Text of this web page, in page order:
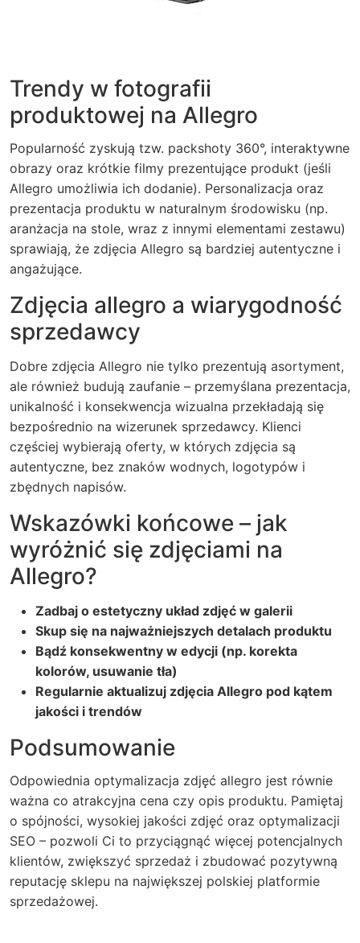
Trendy w fotografii
produktowej na Allegro
Popularność zyskują tzw. packshoty 360°, interaktywne
obrazy oraz krótkie filmy prezentujące produkt (jeśli
Allegro umożliwia ich dodanie). Personalizacja oraz
prezentacja produktu w naturalnym środowisku (np.
aranżacja na stole, wraz z innymi elementami zestawu)
sprawiają, że zdjęcia Allegro są bardziej autentyczne i
angażujące.
Zdjęcia allegro a wiarygodność
sprzedawcy
Dobre zdjęcia Allegro nie tylko prezentują asortyment,
ale również budują zaufanie – przemyślana prezentacja,
unikalność i konsekwencja wizualna przekładają się
bezpośrednio na wizerunek sprzedawcy. Klienci
częściej wybierają oferty, w których zdjęcia są
autentyczne, bez znaków wodnych, logotypów i
zbędnych napisów.
Wskazówki końcowe – jak
wyróżnić się zdjęciami na
Allegro?
Zadbaj o estetyczny układ zdjęć w galerii
Skup się na najważniejszych detalach produktu
Bądź konsekwentny w edycji (np. korekta
kolorów, usuwanie tła)
Regularnie aktualizuj zdjęcia Allegro pod kątem
jakości i trendów
Podsumowanie
Odpowiednia optymalizacja zdjęć allegro jest równie
ważna co atrakcyjna cena czy opis produktu. Pamiętaj
o spójności, wysokiej jakości zdjęć oraz optymalizacji
SEO – pozwoli Ci to przyciągnąć więcej potencjalnych
klientów, zwiększyć sprzedaż i zbudować pozytywną
reputację sklepu na największej polskiej platformie
sprzedażowej.